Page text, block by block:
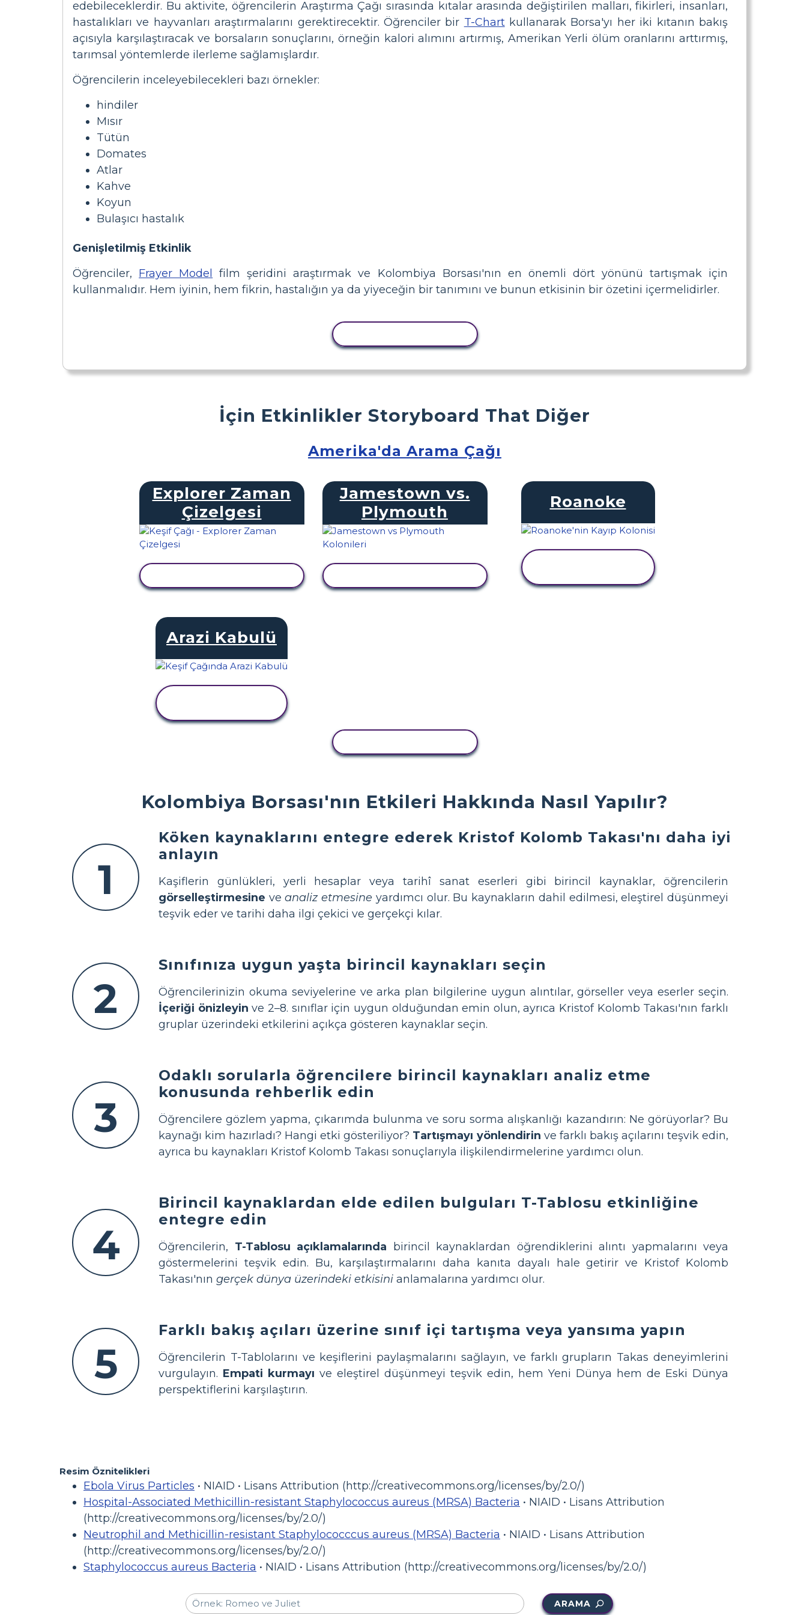
edebileceklerdir. Bu aktivite, öğrencilerin Araştırma Çağı sırasında kıtalar arasında değiştirilen malları, fikirleri, insanları,
hastalıkları ve hayvanları araştırmalarını gerektirecektir. Öğrenciler bir T-Chartkullanarak Borsa'yı her iki kıtanın bakış
açısıyla karşılaştıracak ve borsaların sonuçlarını, örneğin kalori alımını artırmış, Amerikan Yerli ölüm oranlarını arttırmış,
tarımsal yöntemlerde ilerleme sağlamışlardır.
Öğrencilerin inceleyebilecekleri bazı örnekler:
hindiler
Mısır
Tütün
Domates
Atlar
Kahve
Koyun
Bulaşıcı hastalık
Genişletilmiş Etkinlik
Öğrenciler, Frayer Model film şeridini araştırmak ve Kolombiya Borsası'nın en önemli dört yönünü tartışmak için
kullanmalıdır. Hem iyinin, hem fikrin, hastalığın ya da yiyeceğin bir tanımını ve bunun etkisinin bir özetini içermelidirler.
Kolombiya Borsası'nın Etkileri Hakkında Nasıl Yapılır?
1
Köken kaynaklarını entegre ederek Kristof Kolomb Takası'nı daha iyi
anlayın
Kaşiflerin günlükleri, yerli hesaplar veya tarihî sanat eserleri gibi birincil kaynaklar, öğrencilerin
görselleştirmesine veanaliz etmesine yardımcı olur. Bu kaynakların dahil edilmesi, eleştirel düşünmeyi
teşvik eder ve tarihi daha ilgi çekici ve gerçekçi kılar.
2
Sınıfınıza uygun yaşta birincil kaynakları seçin
Öğrencilerinizin okuma seviyelerine ve arka plan bilgilerine uygun alıntılar, görseller veya eserler seçin.
İçeriği önizleyin ve 2–8. sınıflar için uygun olduğundan emin olun, ayrıca Kristof Kolomb Takası'nın farklı
gruplar üzerindeki etkilerini açıkça gösteren kaynaklar seçin.
3
Odaklı sorularla öğrencilere birincil kaynakları analiz etme
konusunda rehberlik edin
Öğrencilere gözlem yapma, çıkarımda bulunma ve soru sorma alışkanlığı kazandırın: Ne görüyorlar? Bu
kaynağı kim hazırladı? Hangi etki gösteriliyor? Tartışmayı yönlendirin ve farklı bakış açılarını teşvik edin,
ayrıca bu kaynakları Kristof Kolomb Takası sonuçlarıyla ilişkilendirmelerine yardımcı olun.
4
Birincil kaynaklardan elde edilen bulguları T-Tablosu etkinliğine
entegre edin
Öğrencilerin, T-Tablosu açıklamalarında birincil kaynaklardan öğrendiklerini alıntı yapmalarını veya
göstermelerini teşvik edin. Bu, karşılaştırmalarını daha kanıta dayalı hale getirir ve Kristof Kolomb
Takası'nın gerçek dünya üzerindeki etkisini anlamalarına yardımcı olur.
5
Farklı bakış açıları üzerine sınıf içi tartışma veya yansıma yapın
Öğrencilerin T-Tablolarını ve keşiflerini paylaşmalarını sağlayın, ve farklı grupların Takas deneyimlerini
vurgulayın. Empati kurmayı ve eleştirel düşünmeyi teşvik edin, hem Yeni Dünya hem de Eski Dünya
perspektiflerini karşılaştırın.
İçin Etkinlikler Storyboard That Diğer
Amerika'da Arama Çağı
Explorer Zaman
Çizelgesi
Jamestown vs.
Plymouth
Roanoke
Arazi Kabulü
Resim Öznitelikleri
Ebola Virus Particles • NIAID • Lisans Attribution (http://creativecommons.org/licenses/by/2.0/)
Hospital-Associated Methicillin-resistant Staphylococcus aureus (MRSA) Bacteria • NIAID • Lisans Attribution
(http://creativecommons.org/licenses/by/2.0/)
Neutrophil and Methicillin-resistant Staphylococccus aureus (MRSA) Bacteria • NIAID • Lisans Attribution
(http://creativecommons.org/licenses/by/2.0/)
Staphylococcus aureus Bacteria • NIAID • Lisans Attribution (http://creativecommons.org/licenses/by/2.0/)
ARAMA